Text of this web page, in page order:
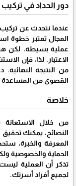
دور الحداد في تركيب
عندما نتحدث عن تركيب
المجال تعتبر خطوة
عملية بسيطة، لكن
الاعتبار. لذا، فإن
من النتيجة
القصوى من المساعدة
خلاصة
من خلال الاستعانة
النصائح، يمكنك
المعرفة والخبرة،
الحماية والخصوصية
تذكر أن العملية
لجميع أفراد أسرتك.